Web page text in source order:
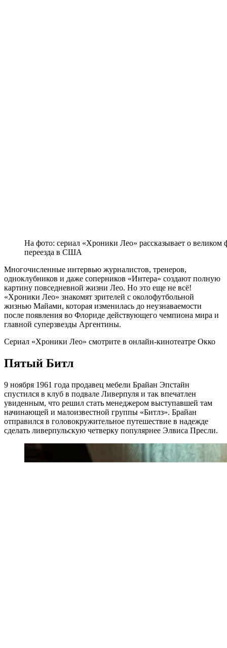
На фото: сериал «Хроники Лео» рассказывает о великом
переезда в США
Многочисленные интервью журналистов, тренеров,
одноклубников и даже соперников «Интера» создают полную
картину повседневной жизни Лео. Но это еще не всё!
«Хроники Лео» знакомят зрителей с околофутбольной
жизнью Майами, которая изменилась до неузнаваемости
после появления во Флориде действующего чемпиона мира и
главной суперзвезды Аргентины.
Сериал «Хроники Лео» смотрите в онлайн-кинотеатре Окко
Пятый Битл
9 ноября 1961 года продавец мебели Брайан Эпстайн
спустился в клуб в подвале Ливерпуля и так впечатлен
увиденным, что решил стать менеджером выступавшей там
начинающей и малоизвестной группы «Битлз». Брайан
отправился в головокружительное путешествие в надежде
сделать ливерпульскую четверку популярнее Элвиса Пресли.